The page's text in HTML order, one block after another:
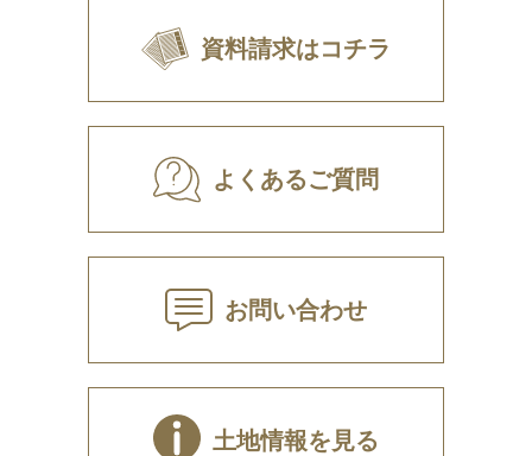
資料請求はコチラ
よくあるご質問
お問い合わせ
土地情報を見る